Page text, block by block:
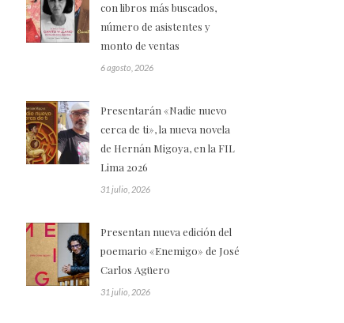
con libros más buscados,
número de asistentes y
monto de ventas
6 agosto, 2026
Presentarán «Nadie nuevo
cerca de ti», la nueva novela
de Hernán Migoya, en la FIL
Lima 2026
31 julio, 2026
Presentan nueva edición del
poemario «Enemigo» de José
Carlos Agüero
31 julio, 2026